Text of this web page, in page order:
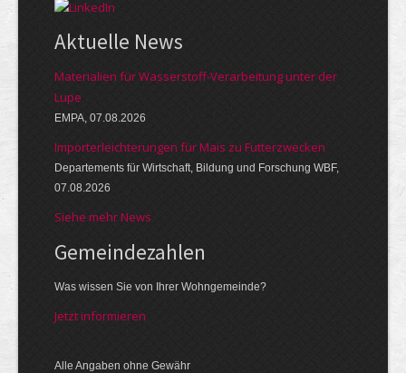
Aktuelle News
Materialien für Wasserstoff-Verarbeitung unter der
Lupe
EMPA, 07.08.2026
Importerleichterungen für Mais zu Futterzwecken
Departements für Wirtschaft, Bildung und Forschung WBF,
07.08.2026
Siehe mehr News
Gemeinde­zahlen
Was wissen Sie von Ihrer Wohngemeinde?
Jetzt informieren
Alle Angaben ohne Gewähr